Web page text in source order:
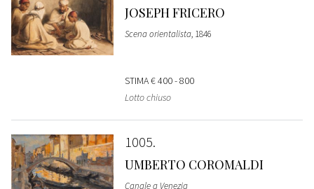
JOSEPH FRICERO
Scena orientalista, 1846
STIMA€ 400 - 800
Lotto chiuso
1005
UMBERTO COROMALDI
Canale a Venezia